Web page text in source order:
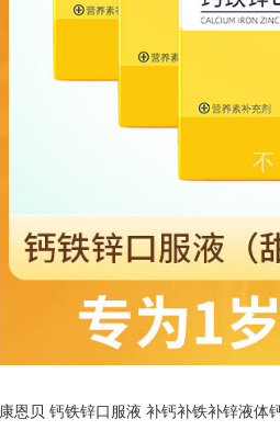
康恩贝 钙铁锌口服液 补钙补铁补锌液